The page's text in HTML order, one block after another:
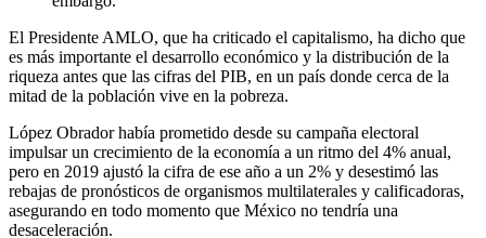
El Presidente AMLO, que ha criticado el capitalismo, ha dicho que
es más importante el desarrollo económico y la distribución de la
riqueza antes que las cifras del PIB, en un país donde cerca de la
mitad de la población vive en la pobreza.
López Obrador había prometido desde su campaña electoral
impulsar un crecimiento de la economía a un ritmo del 4% anual,
pero en 2019 ajustó la cifra de ese año a un 2% y desestimó las
rebajas de pronósticos de organismos multilaterales y calificadoras,
asegurando en todo momento que México no tendría una
desaceleración.